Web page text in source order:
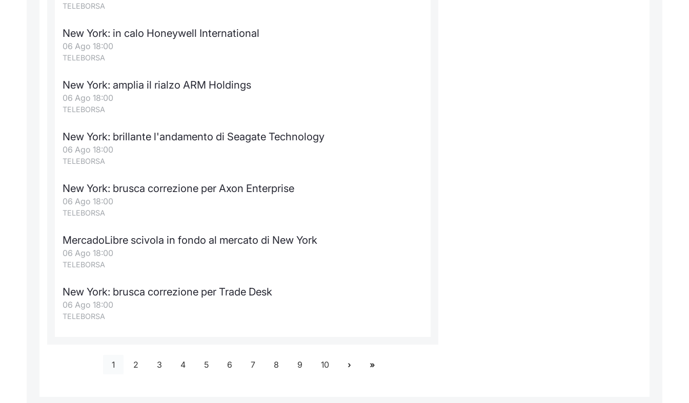
TELEBORSA
New York: in calo Honeywell International
06 Ago 18:00
TELEBORSA
New York: amplia il rialzo ARM Holdings
06 Ago 18:00
TELEBORSA
New York: brillante l'andamento di Seagate Technology
06 Ago 18:00
TELEBORSA
New York: brusca correzione per Axon Enterprise
06 Ago 18:00
TELEBORSA
MercadoLibre scivola in fondo al mercato di New York
06 Ago 18:00
TELEBORSA
New York: brusca correzione per Trade Desk
06 Ago 18:00
TELEBORSA
1 2 3 4 5 6 7 8 9 10